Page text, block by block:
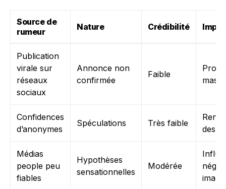
Source de
rumeur
Nature Crédibilité
Publication
virale sur
réseaux
sociaux
Annonce non
confirmée
Faible
Confidences
d’anonymes
Spéculations Très faible
des
Médias
people peu
fiables
Hypothèses
sensationnelles
Modérée
image